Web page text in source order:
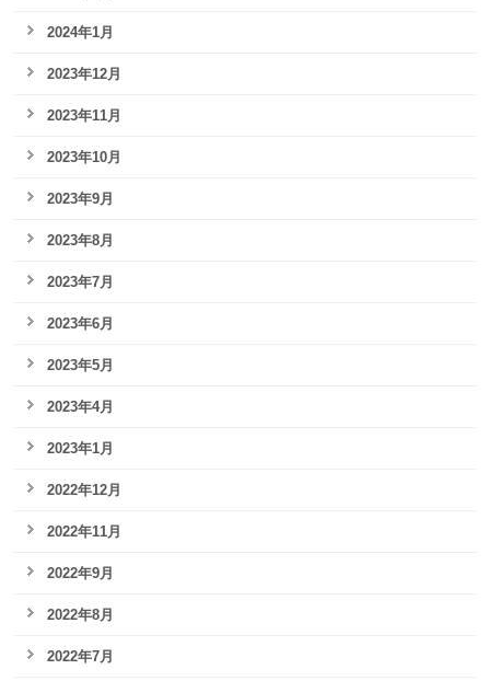
2024年1月
2023年12月
2023年11月
2023年10月
2023年9月
2023年8月
2023年7月
2023年6月
2023年5月
2023年4月
2023年1月
2022年12月
2022年11月
2022年9月
2022年8月
2022年7月